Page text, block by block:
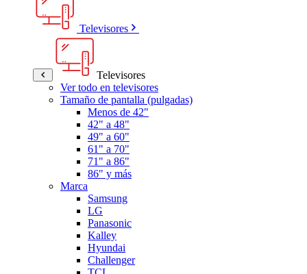
Televisores
Televisores
Ver todo en televisores
Tamaño de pantalla (pulgadas)
Menos de 42"
42" a 48"
49" a 60"
61" a 70"
71" a 86"
86" y más
Marca
Samsung
LG
Panasonic
Kalley
Hyundai
Challenger